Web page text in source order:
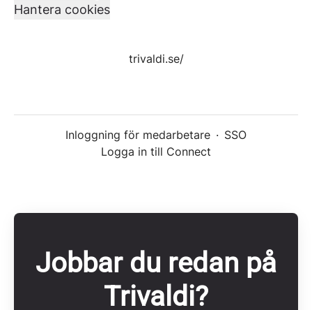
Hantera cookies
trivaldi.se/
Inloggning för medarbetare · SSO
Logga in till Connect
Jobbar du redan på
Trivaldi?